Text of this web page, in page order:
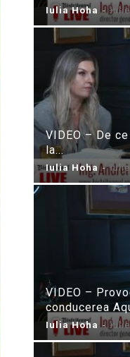
Iulia Hoha -
VIDEO – De
la...
Iulia Hoha -
VIDEO –
conducerea
Iulia Hoha -